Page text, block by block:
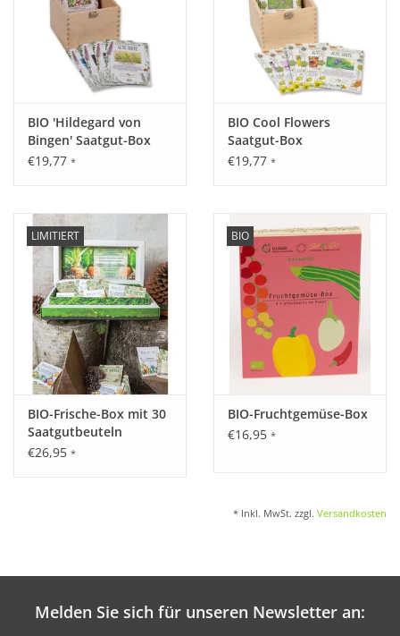
Harmonie. Mit jedem Blick spüren
Sie Gelassenheit und Freude an der Natur. Füllen Sie Ihre
grünen Rückzugsorte mit Leben
und lassen sich inspirieren.
Inhalt der Holzbox:
8 x samenfestes Bio Saatgut in einzelnen Beuteln
Gewicht:
270 g
BIO 'Hildegard von
Bingen' Saatgut-Box
€19,77 *
BIO Cool Flowers
Saatgut-Box
€19,77 *
LIMITIERT
BIO-Frische-Box mit 30
Saatgutbeuteln
€26,95 *
BIO
BIO-Fruchtgemüse-Box
€16,95 *
* Inkl. MwSt. zzgl. Versandkosten
Melden Sie sich für unseren Newsletter an: